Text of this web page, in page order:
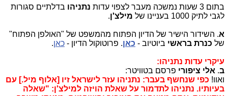
בתום 3 שעות נמשכה מעבר לצפוי עדות נתניהו בדלתיים סגורות
לגבי לתיק 1000 בעניינו של
מילצ'ן.
א. השידור הישיר של הדיון הפתוח מהמשפט של "האולפן הפתוח"
של כנרת בראשי ביוטיוב - כאן. פרוטוקול הדיון - כאן.
עיקרי עדות נתניהו:
ב. אלי ציפורי פרסם בטוויטר:
ואוו! כפי שנחשף בעבר: נתניהו עזר לישראל זיו [אלוף מיל.] עם
בעיותיו. נתניהו לתדמור על שאלת הויזה למילצ'ן: "שאלה